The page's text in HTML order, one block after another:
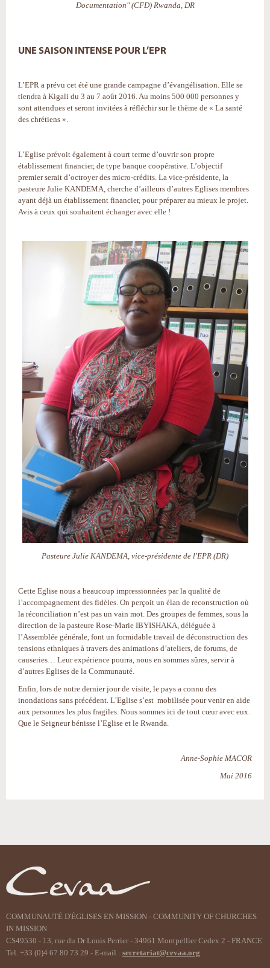
Documentation" (CFD) Rwanda, DR
UNE SAISON INTENSE POUR L’EPR
L’EPR a prévu cet été une grande campagne d’évangélisation. Elle se
tiendra à Kigali du 3 au 7 août 2016. Au moins 500 000 personnes y
sont attendues et seront invitées à réfléchir sur le thème de « La santé
des chrétiens ».
L’Eglise prévoit également à court terme d’ouvrir son propre
établissement financier, de type banque coopérative. L’objectif
premier serait d’octroyer des micro-crédits. La vice-présidente, la
pasteure Julie KANDEMA, cherche d’ailleurs d’autres Eglises membres
ayant déjà un établissement financier, pour préparer au mieux le projet.
Avis à ceux qui souhaitent échanger avec elle !
Pasteure Julie KANDEMA, vice-présidente de l'EPR (DR)
Cette Eglise nous a beaucoup impressionnées par la qualité de
l’accompagnement des fidèles. On perçoit un élan de reconstruction où
la réconciliation n’est pas un vain mot. Des groupes de femmes, sous la
direction de la pasteure Rose-Marie IBYISHAKA, déléguée à
l’Assemblée générale, font un formidable travail de déconstruction des
tensions ethniques à travers des animations d’ateliers, de forums, de
causeries… Leur expérience pourra, nous en sommes sûres, servir à
d’autres Eglises de la Communauté.
Enfin, lors de notre dernier jour de visite, le pays a connu des
inondations sans précédent. L’Eglise s’est mobilisée pour venir en aide
aux personnes les plus fragiles. Nous sommes ici de tout cœur avec eux.
Que le Seigneur bénisse l’Eglise et le Rwanda.
Anne-Sophie MACOR
Mai 2016
document
COMMUNAUTÉ D'ÉGLISES EN MISSION - COMMUNITY OF CHURCHES
IN MISSION
CS49530 - 13, rue du Dr Louis Perrier - 34961 Montpellier Cedex 2 - FRANCE
Tel. +33 (0)4 67 80 73 29 - E-mail : secretariat@cevaa.org